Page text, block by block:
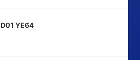
D01 YE64